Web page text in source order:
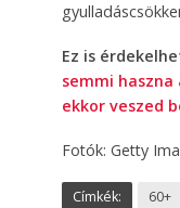
Ez is
semmi
ekkor veszed
Fotók: Getty
Címkék: 60+